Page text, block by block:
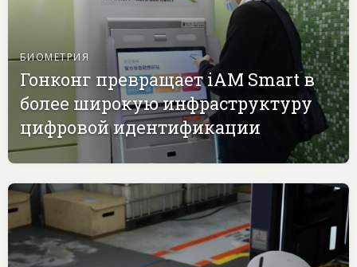
БИОМЕТРИЯ
Гонконг превращает iAM Smart в
более широкую инфраструктуру
цифровой идентификации